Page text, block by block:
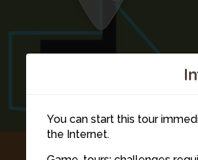
You can start this tour
the Internet.